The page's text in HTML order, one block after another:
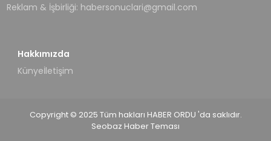
Reklam & İşbirliği: habersonuclari@gmail.com
Hakkımızda
Künyeİletişim
Copyright © 2025 Tüm hakları HABER ORDU 'da saklıdır.
Seobaz Haber Teması